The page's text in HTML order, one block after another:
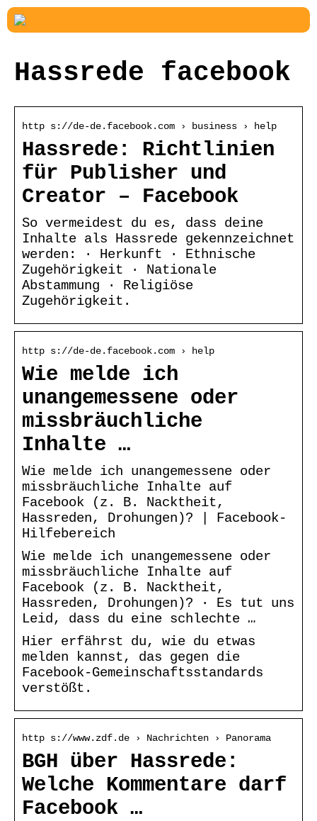
Hassrede facebook
http s://de-de.facebook.com › business › help
Hassrede: Richtlinien
für Publisher und
Creator – Facebook
So vermeidest du es, dass deine
Inhalte als Hassrede gekennzeichnet
werden: · Herkunft · Ethnische
Zugehörigkeit · Nationale
Abstammung · Religiöse
Zugehörigkeit.
http s://de-de.facebook.com › help
Wie melde ich
unangemessene oder
missbräuchliche
Inhalte …
Wie melde ich unangemessene oder
missbräuchliche Inhalte auf
Facebook (z. B. Nacktheit,
Hassreden, Drohungen)? | Facebook-
Hilfebereich
Wie melde ich unangemessene oder
missbräuchliche Inhalte auf
Facebook (z. B. Nacktheit,
Hassreden, Drohungen)? · Es tut uns
Leid, dass du eine schlechte …
Hier erfährst du, wie du etwas
melden kannst, das gegen die
Facebook-Gemeinschaftsstandards
verstößt.
http s://www.zdf.de › Nachrichten › Panorama
BGH über Hassrede:
Welche Kommentare darf
Facebook …